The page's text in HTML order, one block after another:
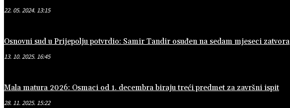
22. 05. 2024. 13:15
Osnovni sud u Prijepolju potvrdio: Samir Tandir osuđen na sedam mjeseci zatvora
13. 10. 2025. 16:45
Mala matura 2026: Osmaci od 1. decembra biraju treći predmet za završni ispit
28. 11. 2025. 15:22